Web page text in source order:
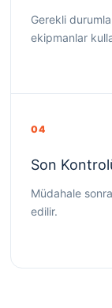
Gerekli
ekipmanlar
04
Son
Müdahale
edilir.